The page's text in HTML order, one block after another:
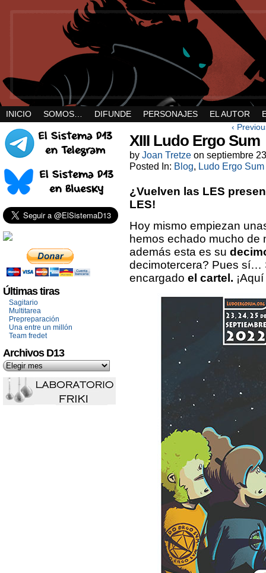
INICIO SOMOS… DIFUNDE PERSONAJES EL AUTOR
Últimas tiras
Sagitario
Multitarea
Prepreparación
Una entre un millón
Team fredet
Archivos D13
‹
XIII Ludo Ergo Sum
by Joan Tretze on septiembre
Posted In: Blog, Ludo Ergo Sum
¿Vuelven las LES
LES!
Hoy mismo empiezan
hemos echado mucho
además esta es su
decimotercera? Pues sí…
encargado el cartel.